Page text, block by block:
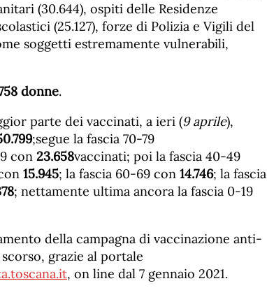
(30.644), ospiti delle Residenze
(25.127), forze di Polizia e Vigili del
soggetti estremamente vulnerabili,
donne.
parte dei vaccinati, a ieri (9 aprile),
.799;segue la fascia 70-79
con 23.658vaccinati; poi la fascia 40-49
15.945; la fascia 60-69 con 14.746; la fascia
78; nettamente ultima ancora la fascia 0-19
della campagna di vaccinazione anti-
grazie al portale
, on line dal 7 gennaio 2021.